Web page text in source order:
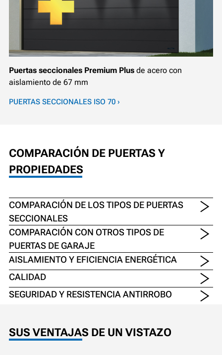
Puertas seccionales Premium Plus de acero con
aislamiento de 67 mm
PUERTAS SECCIONALES ISO 70 ›
COMPARACIÓN DE PUERTAS Y
PROPIEDADES
COMPARACIÓN DE LOS TIPOS DE PUERTAS
SECCIONALES
COMPARACIÓN CON OTROS TIPOS DE
PUERTAS DE GARAJE
AISLAMIENTO Y EFICIENCIA ENERGÉTICA
CALIDAD
SEGURIDAD Y RESISTENCIA ANTIRROBO
SUS VENTAJAS DE UN VISTAZO